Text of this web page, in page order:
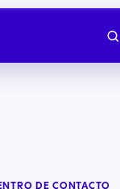
DE CONTACTO